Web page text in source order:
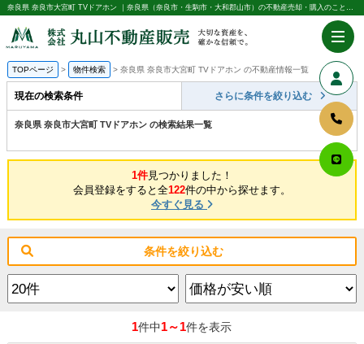
奈良県 奈良市大宮町 TVドアホン ｜奈良県（奈良市・生駒市・大和郡山市）の不動産売却・購入のことなら株式会社丸山不動産販売
TOPページ 物件検索 奈良県 奈良市大宮町 TVドアホン の不動産情報一覧
現在の検索条件 さらに条件を絞り込む
奈良県 奈良市大宮町 TVドアホン の検索結果一覧
1件見つかりました！
会員登録をすると全122件の中から探せます。
今すぐ見る
条件を絞り込む
1件中1～1件を表示